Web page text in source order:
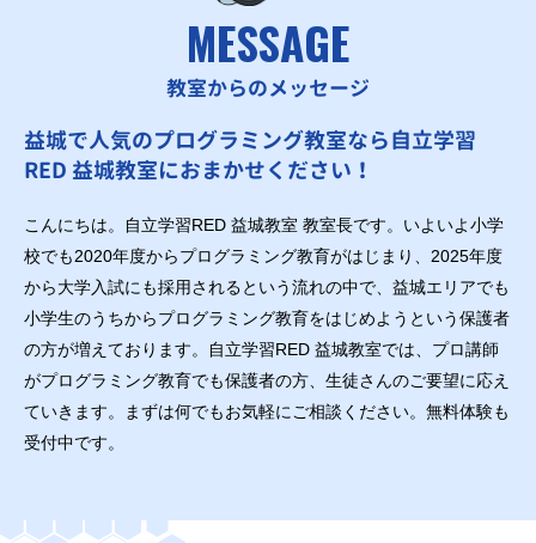
MESSAGE
教室からのメッセージ
益城で人気のプログラミング教室なら自立学習
RED 益城教室におまかせください！
こんにちは。自立学習RED 益城教室 教室長です。いよいよ小学
校でも2020年度からプログラミング教育がはじまり、2025年度
から大学入試にも採用されるという流れの中で、益城エリアでも
小学生のうちからプログラミング教育をはじめようという保護者
の方が増えております。自立学習RED 益城教室では、プロ講師
がプログラミング教育でも保護者の方、生徒さんのご要望に応え
ていきます。まずは何でもお気軽にご相談ください。無料体験も
受付中です。